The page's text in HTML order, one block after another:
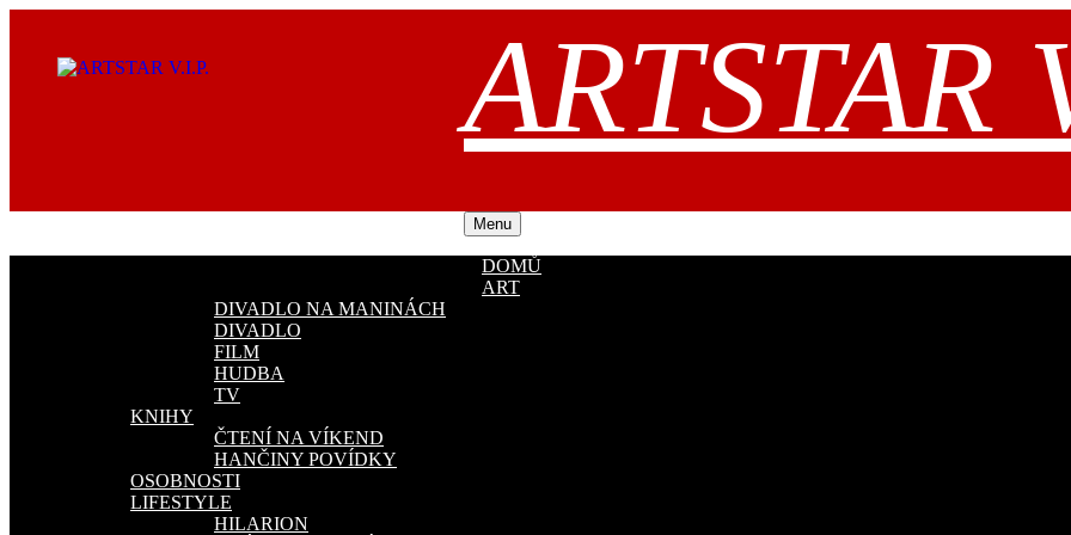
obsahu
ARTSTAR
Menu
DOMŮ
ART
DIVADLO NA MANINÁCH
DIVADLO
FILM
HUDBA
TV
KNIHY
ČTENÍ NA VÍKEND
HANČINY POVÍDKY
OSOBNOSTI
LIFESTYLE
HILARION